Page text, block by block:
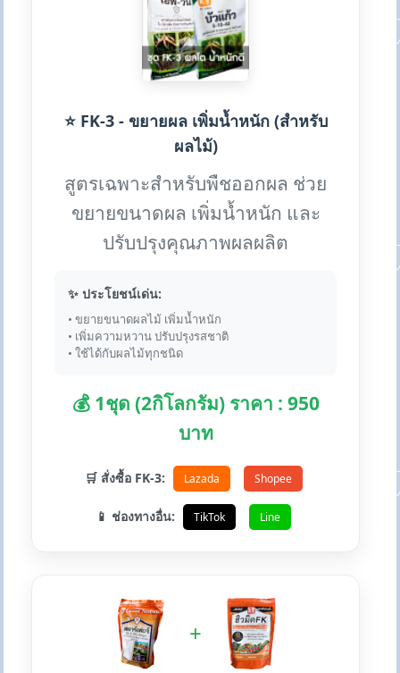
⭐ FK-3 - ขยายผล เพิ่มน้ำหนัก (สำหรับ
ผลไม้)
สูตรเฉพาะสำหรับพืชออกผล ช่วย
ขยายขนาดผล เพิ่มน้ำหนัก และ
ปรับปรุงคุณภาพผลผลิต
✨ ประโยชน์เด่น:
• ขยายขนาดผลไม้ เพิ่มน้ำหนัก
• เพิ่มความหวาน ปรับปรุงรสชาติ
• ใช้ได้กับผลไม้ทุกชนิด
💰 1ชุด (2กิโลกรัม) ราคา : 950
บาท
🛒 สั่งซื้อ FK-3: Lazada Shopee
📱 ช่องทางอื่น: TikTok Line
+